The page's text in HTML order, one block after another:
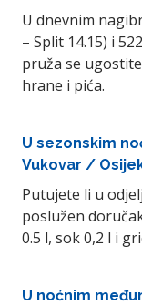
U dnevnim
– Split 14.15) i
pruža se
hrane i pića.
U sezonskim
Vukovar /
Putujete li u
poslužen
0.5 l, sok 0,2 l i
U noćnim